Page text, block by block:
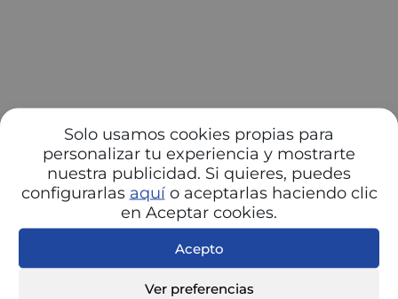
Solo usamos cookies propias para
personalizar tu experiencia y mostrarte
nuestra publicidad. Si quieres, puedes
configurarlas aquío aceptarlas haciendo clic
en Aceptar cookies.
Acepto
Ver preferencias
Ver mapa más grande
COMPAÑÍAS DE VAGHETTI JOU,
ALEJANDRO